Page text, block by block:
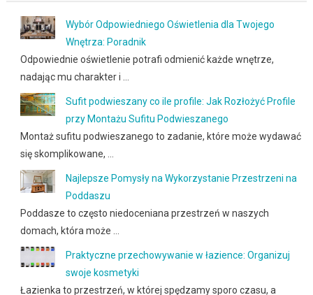
Wybór Odpowiedniego Oświetlenia dla Twojego
Wnętrza: Poradnik
Odpowiednie oświetlenie potrafi odmienić każde wnętrze,
nadając mu charakter i …
Sufit podwieszany co ile profile: Jak Rozłożyć Profile
przy Montażu Sufitu Podwieszanego
Montaż sufitu podwieszanego to zadanie, które może wydawać
się skomplikowane, …
Najlepsze Pomysły na Wykorzystanie Przestrzeni na
Poddaszu
Poddasze to często niedoceniana przestrzeń w naszych
domach, która może …
Praktyczne przechowywanie w łazience: Organizuj
swoje kosmetyki
Łazienka to przestrzeń, w której spędzamy sporo czasu, a